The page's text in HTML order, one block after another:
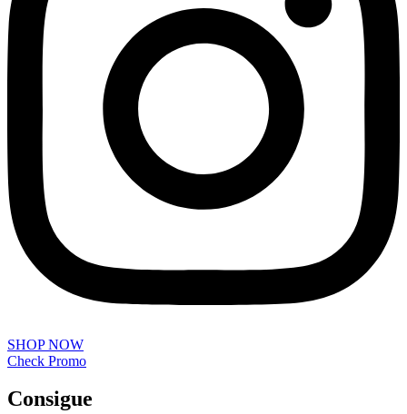
SHOP NOW
Check Promo
Consigue